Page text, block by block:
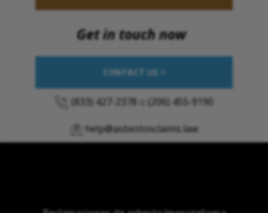
Get in touch now
CONTACT US >
(833) 427-2378 (206) 455-9190
help@asbestosclaims.law